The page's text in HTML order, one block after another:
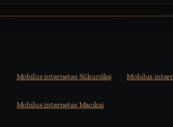
Mobilus internetas Sūkuriškė Mobilus
Mobilus internetas Macikai